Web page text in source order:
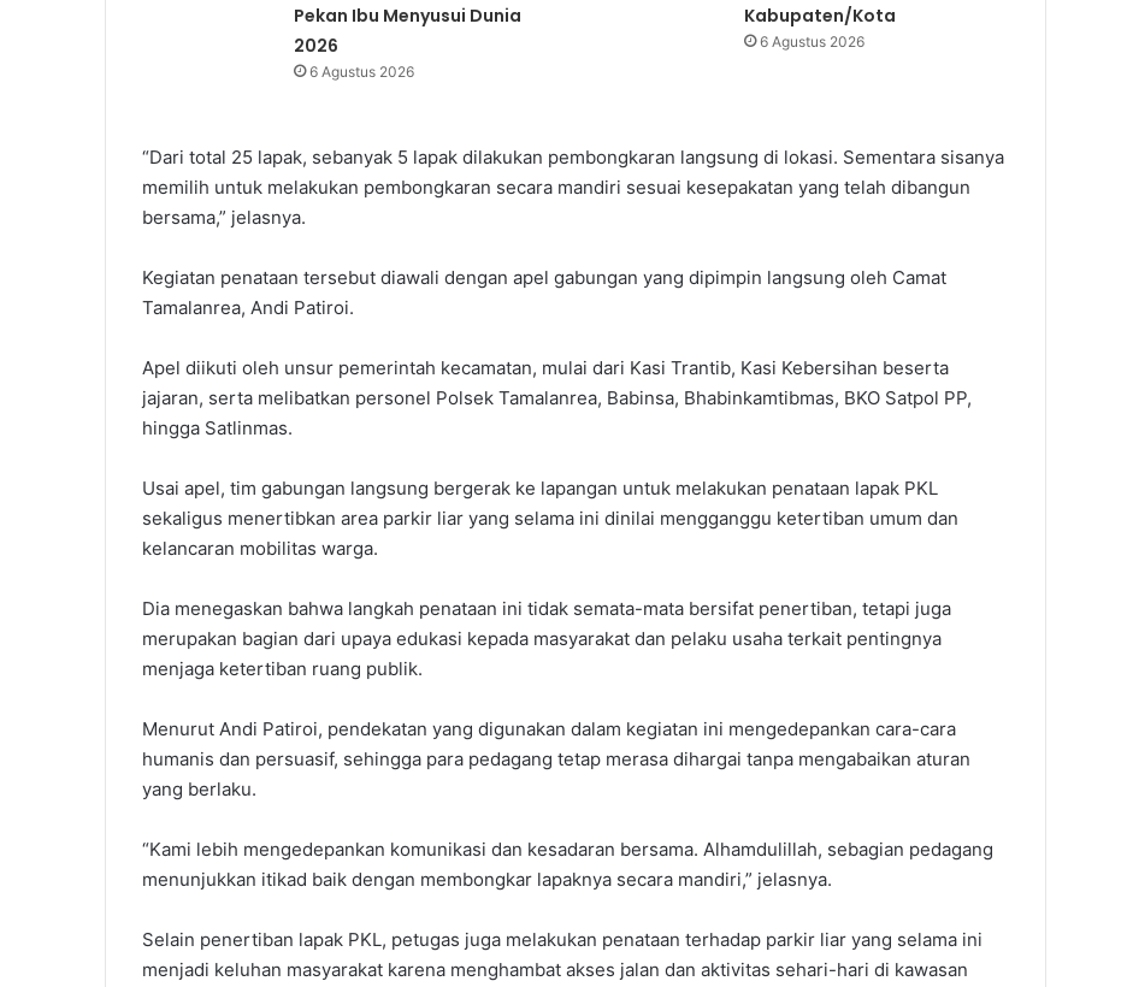
Pekan Ibu Menyusui Dunia
2026
6 Agustus 2026
Kabupaten/Kota
6 Agustus 2026
“Dari total 25 lapak, sebanyak 5 lapak dilakukan pembongkaran langsung di lokasi. Sementara sisanya
memilih untuk melakukan pembongkaran secara mandiri sesuai kesepakatan yang telah dibangun
bersama,” jelasnya.
Kegiatan penataan tersebut diawali dengan apel gabungan yang dipimpin langsung oleh Camat
Tamalanrea, Andi Patiroi.
Apel diikuti oleh unsur pemerintah kecamatan, mulai dari Kasi Trantib, Kasi Kebersihan beserta
jajaran, serta melibatkan personel Polsek Tamalanrea, Babinsa, Bhabinkamtibmas, BKO Satpol PP,
hingga Satlinmas.
Usai apel, tim gabungan langsung bergerak ke lapangan untuk melakukan penataan lapak PKL
sekaligus menertibkan area parkir liar yang selama ini dinilai mengganggu ketertiban umum dan
kelancaran mobilitas warga.
Dia menegaskan bahwa langkah penataan ini tidak semata-mata bersifat penertiban, tetapi juga
merupakan bagian dari upaya edukasi kepada masyarakat dan pelaku usaha terkait pentingnya
menjaga ketertiban ruang publik.
Menurut Andi Patiroi, pendekatan yang digunakan dalam kegiatan ini mengedepankan cara-cara
humanis dan persuasif, sehingga para pedagang tetap merasa dihargai tanpa mengabaikan aturan
yang berlaku.
“Kami lebih mengedepankan komunikasi dan kesadaran bersama. Alhamdulillah, sebagian pedagang
menunjukkan itikad baik dengan membongkar lapaknya secara mandiri,” jelasnya.
Selain penertiban lapak PKL, petugas juga melakukan penataan terhadap parkir liar yang selama ini
menjadi keluhan masyarakat karena menghambat akses jalan dan aktivitas sehari-hari di kawasan